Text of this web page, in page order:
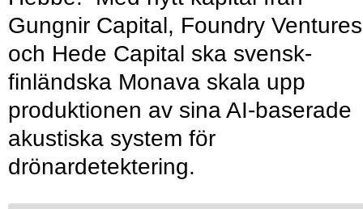
Gungnir Capital, Foundry Ventures
och Hede Capital ska svensk-
finländska Monava skala upp
produktionen av sina AI-baserade
akustiska system för
drönardetektering.